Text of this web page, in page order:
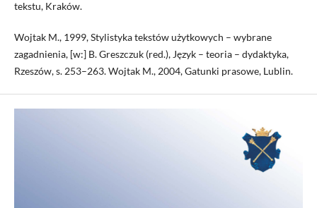
tekstu, Kraków.
Wojtak M., 1999, Stylistyka tekstów użytkowych – wybrane
zagadnienia, [w:] B. Greszczuk (red.), Język – teoria – dydaktyka,
Rzeszów, s. 253–263. Wojtak M., 2004, Gatunki prasowe, Lublin.